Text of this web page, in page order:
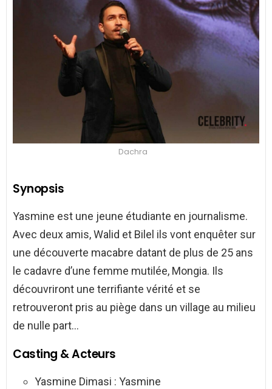
Dachra
Synopsis
Yasmine est une jeune étudiante en journalisme.
Avec deux amis, Walid et Bilel ils vont enquêter sur
une découverte macabre datant de plus de 25 ans
le cadavre d’une femme mutilée, Mongia. Ils
découvriront une terrifiante vérité et se
retrouveront pris au piège dans un village au milieu
de nulle part…
Casting & Acteurs
Yasmine Dimasi : Yasmine